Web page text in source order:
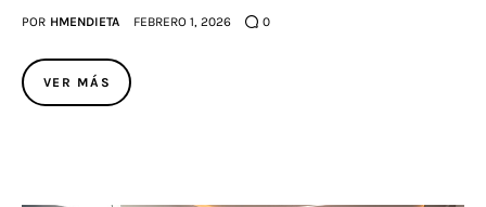
POR HMENDIETA FEBRERO 1, 2026 0
VER MÁS